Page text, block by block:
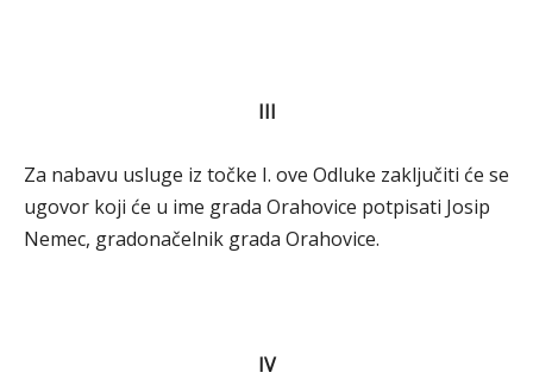
III
Za nabavu usluge iz točke I. ove Odluke zaključiti će se
ugovor koji će u ime grada Orahovice potpisati Josip
Nemec, gradonačelnik grada Orahovice.
IV